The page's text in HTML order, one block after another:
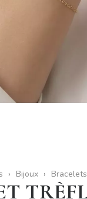
Bijoux Bracelets